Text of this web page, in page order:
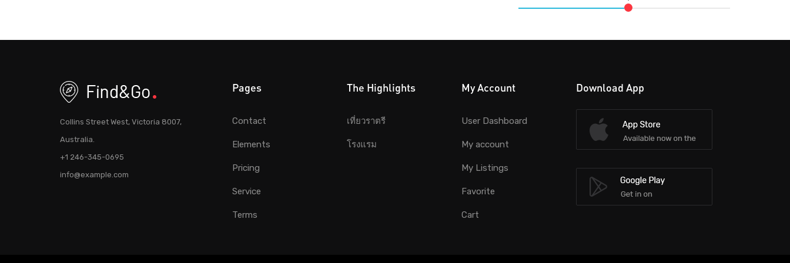
Collins Street West, Victoria 8007,
Australia.
+1 246-345-0695
info@example.com
Pages
Contact
Elements
Pricing
Service
Terms
The Highlights
เที่ยวราตรี
โรงแรม
My Account
User Dashboard
My account
My Listings
Favorite
Cart
Download App